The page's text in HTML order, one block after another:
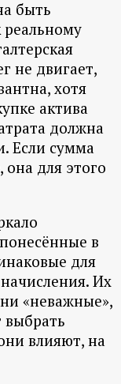
быть
реальному
не двигает,
хотя
актива
должна
Если сумма
для этого
в
для
Их
«неважные»,
влияют, на